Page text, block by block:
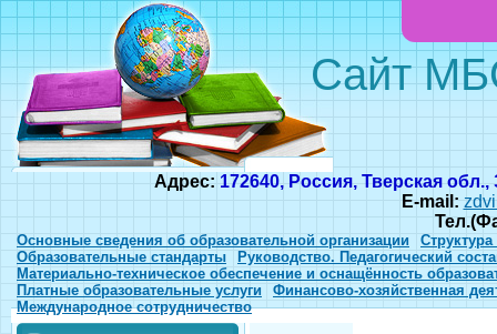
Сайт
Адрес: 172640, Россия, Тверская
E-mail:
Основные сведения об образовательной организации
Образовательные стандарты
Руководство. Педагогический
Материально-техническое обеспечение и оснащённость
Платные образовательные услуги
Финансово-хозяйственная
Международное сотрудничество